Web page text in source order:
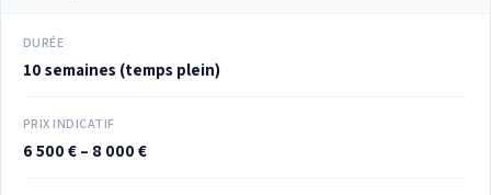
DURÉE
10 semaines (temps plein)
PRIX INDICATIF
6 500 € – 8 000 €